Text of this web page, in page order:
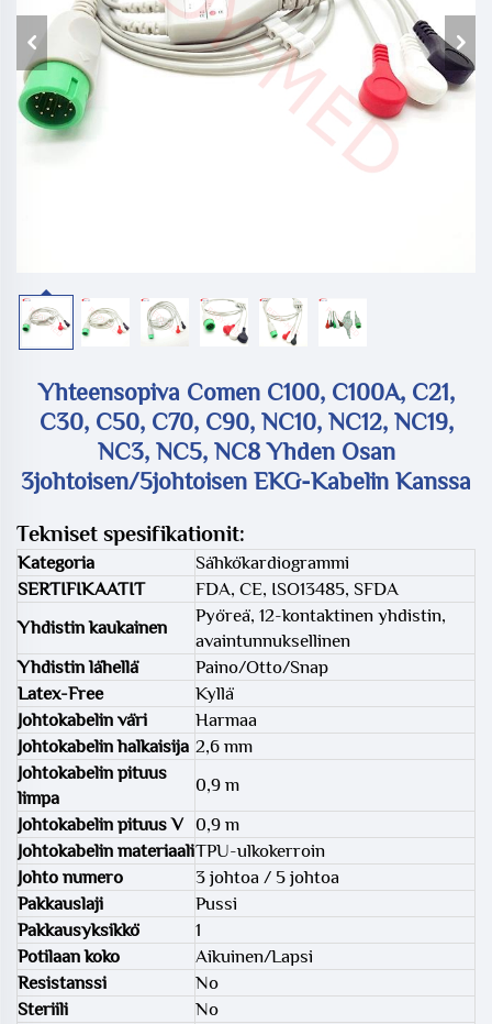
Yhteensopiva Comen C100, C100A, C21,
C30, C50, C70, C90, NC10, NC12, NC19,
NC3, NC5, NC8 Yhden Osan
3johtoisen/5johtoisen EKG-Kabelin Kanssa
Tekniset spesifikationit:
Kategoria
Sähkökardiogrammi
SERTIFIKAATIT
FDA, CE, ISO13485, SFDA
Yhdistin kaukainen
Pyöreä, 12-kontaktinen yhdistin,
avaintunnuksellinen
Yhdistin lähellä
Paino/Otto/Snap
Latex-Free
Kyllä
Johtokabelin väri
Harmaa
Johtokabelin halkaisija 2,6 mm
Johtokabelin pituus
limpa
0,9 m
Johtokabelin pituus V 0,9 m
Johtokabelin materiaaliTPU-ulkokerroin
Johto numero
3 johtoa / 5 johtoa
Pakkauslaji
Pussi
Pakkausyksikkö
1
Potilaan koko
Aikuinen/Lapsi
Resistanssi
No
Steriili
No